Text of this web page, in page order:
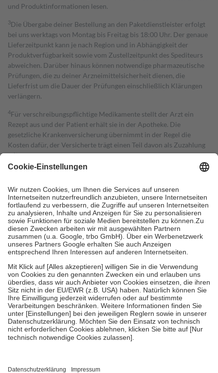
und Produktinformationen lesen.
3Die Übergabe deiner Bestellung an den Paketdienstleister erfolgt
bei uns werktags von Montag bis Freitag bis 18:00 Uhr. Der genaue
Lieferzeitpunkt kann je nach Region und in Abhängigkeit der
Produktverfügbarkeit sowie vom Zustellzeitpunkt des Spediteurs
abweichen. Darüber hinaus können notwendige pharmazeutische
Prüfungen, die zu deiner Arzneimittelsicherheit dienen, die
Lieferfrist um die Dauer der Prüfungen einschließlich Klärungen
verlängern.
4Für verschreibungspflichtige Medikamente stellt der Arzt ein
Rezept aus und der Patient erhält sie in der Apotheke. Die
gesetzliche Krankenversicherung übernimmt in der Regel die
Kosten dafür, der Versicherte trägt einen Teil davon als Zuzahlung
mit.
Grundsätzlich leisten Mitglieder Zuzahlungen in Höhe von zehn
höchstens zehn Euro.
Es sind jedoch nie mehr als die tatsächlichen
Kosten der Leistung zu entrichten.
Diese Regeln gelten grundsätzlich auch für Online-Apotheken.
Bei Heilmitteln und häuslicher Krankenpflege beträgt die
Zuzahlung zehn Prozent der Kosten sowie zehn Euro je
Verordnung.
Um das Engagement der Versicherten für ihre eigene Gesundheit zu
stärken und die besondere Stellung der Familie zu unterstützen,
fallenkeine Zuzahlungenan bei:
• Kindern und Jugendlichen bis zum vollendeten 18. Lebensjahr
mit Ausnahme der Fahrkosten
• Untersuchungen zur Vorsorge und Früherkennung, die von der
GKV getragen werden
• empfohlenen Schutzimpfungen
• Harn- und Blutteststreifen
getroffen, um sicherzustellen, dass es sich um echte Bewertungen